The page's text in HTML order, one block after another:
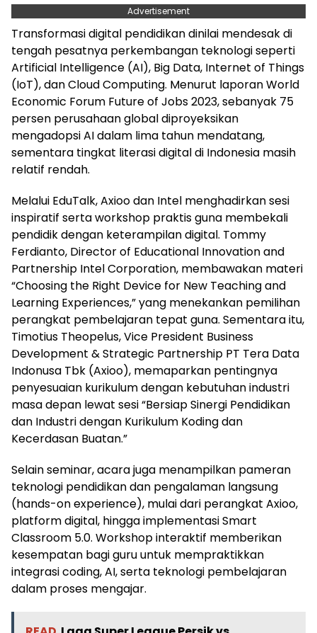
Advertisement
Transformasi digital pendidikan dinilai mendesak di
tengah pesatnya perkembangan teknologi seperti
Artificial Intelligence (AI), Big Data, Internet of Things
(IoT), dan Cloud Computing. Menurut laporan World
Economic Forum Future of Jobs 2023, sebanyak 75
persen perusahaan global diproyeksikan
mengadopsi AI dalam lima tahun mendatang,
sementara tingkat literasi digital di Indonesia masih
relatif rendah.
Melalui EduTalk, Axioo dan Intel menghadirkan sesi
inspiratif serta workshop praktis guna membekali
pendidik dengan keterampilan digital. Tommy
Ferdianto, Director of Educational Innovation and
Partnership Intel Corporation, membawakan materi
“Choosing the Right Device for New Teaching and
Learning Experiences,” yang menekankan pemilihan
perangkat pembelajaran tepat guna. Sementara itu,
Timotius Theopelus, Vice President Business
Development & Strategic Partnership PT Tera Data
Indonusa Tbk (Axioo), memaparkan pentingnya
penyesuaian kurikulum dengan kebutuhan industri
masa depan lewat sesi “Bersiap Sinergi Pendidikan
dan Industri dengan Kurikulum Koding dan
Kecerdasan Buatan.”
Selain seminar, acara juga menampilkan pameran
teknologi pendidikan dan pengalaman langsung
(hands-on experience), mulai dari perangkat Axioo,
platform digital, hingga implementasi Smart
Classroom 5.0. Workshop interaktif memberikan
kesempatan bagi guru untuk mempraktikkan
integrasi coding, AI, serta teknologi pembelajaran
dalam proses mengajar.